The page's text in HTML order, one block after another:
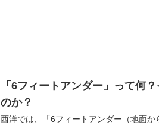
「6フィートアンダー」って何
のか？
西洋では、「6フィートアンダー（地面か